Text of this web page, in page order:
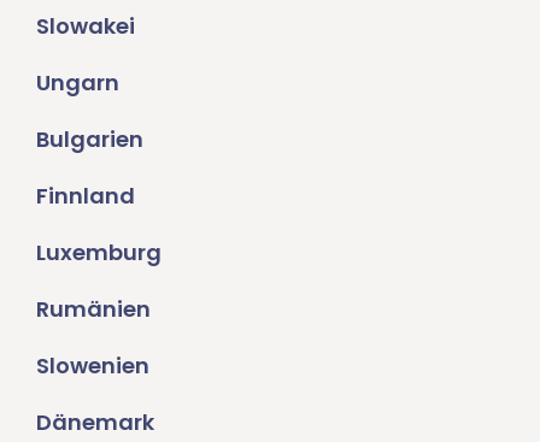
Slowakei
Ungarn
Bulgarien
Finnland
Luxemburg
Rumänien
Slowenien
Dänemark